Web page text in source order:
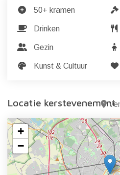
50+ kramen
Drinken
Gezin
Kunst & Cultuur
Locatie kerstevenement
+
−